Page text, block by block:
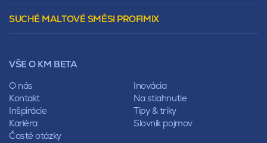
Stanová
Mansardová
Pultová
Sedlová
Polovalbová
Stanová
Mansardová
Pultová
Hodonka
Vencovky
Preklady
Lícové murivo
Pálené zdivo Profiblok
Nosné murivo
Priečky
Vencovky
Preklady
SUCHÉ MALTOVÉ SMĚSI PROFIMIX
VŠE O KM BETA
O nás
Inovácia
Kontakt
Na stiahnutie
Inšpirácie
Tipy & triky
Kariéra
Slovník pojmov
Časté otázky